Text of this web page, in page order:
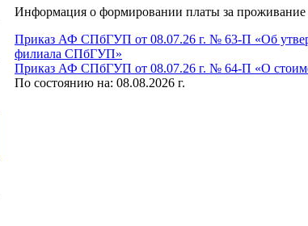
Информация о формировании платы за
Приказ АФ СПбГУП от 08.07.26 г. № 63-П «Об
филиала СПбГУП»
Приказ АФ СПбГУП от 08.07.26 г. № 64-П «О
По состоянию на: 08.08.2026 г.